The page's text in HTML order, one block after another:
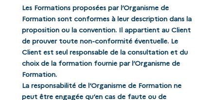
Les Formations proposées par l’Organisme de
Formation sont conformes à leur description dans la
proposition ou la convention. Il appartient au Client
de prouver toute non-conformité éventuelle. Le
Client est seul responsable de la consultation et du
choix de la formation fournie par l’Organisme de
Formation.
La responsabilité de l’Organisme de Formation ne
peut être engagée qu’en cas de faute ou de